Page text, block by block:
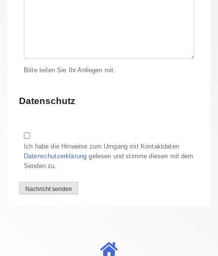
Bitte teilen Sie Ihr Anliegen mit.
Datenschutz
Ich habe die Hinweise zum Umgang mit Kontaktdaten
Datenschutzerklärung gelesen und stimme diesen mit dem
Senden zu.